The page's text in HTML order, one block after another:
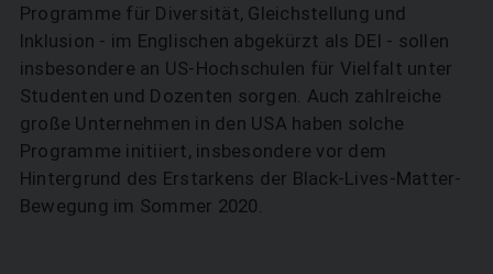
Programme für Diversität, Gleichstellung und
Inklusion - im Englischen abgekürzt als DEI - sollen
insbesondere an US-Hochschulen für Vielfalt unter
Studenten und Dozenten sorgen. Auch zahlreiche
große Unternehmen in den USA haben solche
Programme initiiert, insbesondere vor dem
Hintergrund des Erstarkens der Black-Lives-Matter-
Bewegung im Sommer 2020.